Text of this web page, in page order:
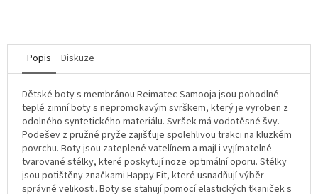
Popis Diskuze
Dětské boty s membránou Reimatec Samooja jsou pohodlné
teplé zimní boty s nepromokavým svrškem, který je vyroben z
odolného syntetického materiálu. Svršek má vodotěsné švy.
Podešev z pružné pryže zajišťuje spolehlivou trakci na kluzkém
povrchu. Boty jsou zateplené vatelínem a mají i vyjímatelné
tvarované stélky, které poskytují noze optimální oporu. Stélky
jsou potištěny značkami Happy Fit, které usnadňují výběr
správné velikosti. Boty se stahují pomocí elastických tkaniček s